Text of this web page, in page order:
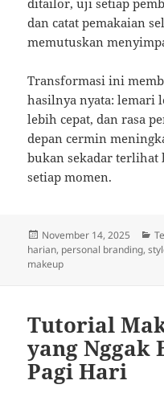
ditailor, uji setiap
dan catat pemakaian
memutuskan
Transformasi ini
hasilnya nyata: lemari
lebih cepat, dan rasa
depan cermin
bukan sekadar terlihat
setiap momen.
Posted
on
November 14, 2025
harian, personal branding,
makeup
Tutorial
yang Nggak
Pagi Hari